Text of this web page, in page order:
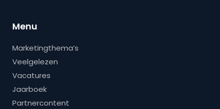
Menu
Marketingthema’s
Veelgelezen
Vacatures
Jaarboek
Partnercontent